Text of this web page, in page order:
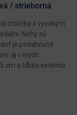
/ strieborná
stolička s vysokým
Nohy sú
je potiahnutá
aj v iných
cm a hĺbka sedenia